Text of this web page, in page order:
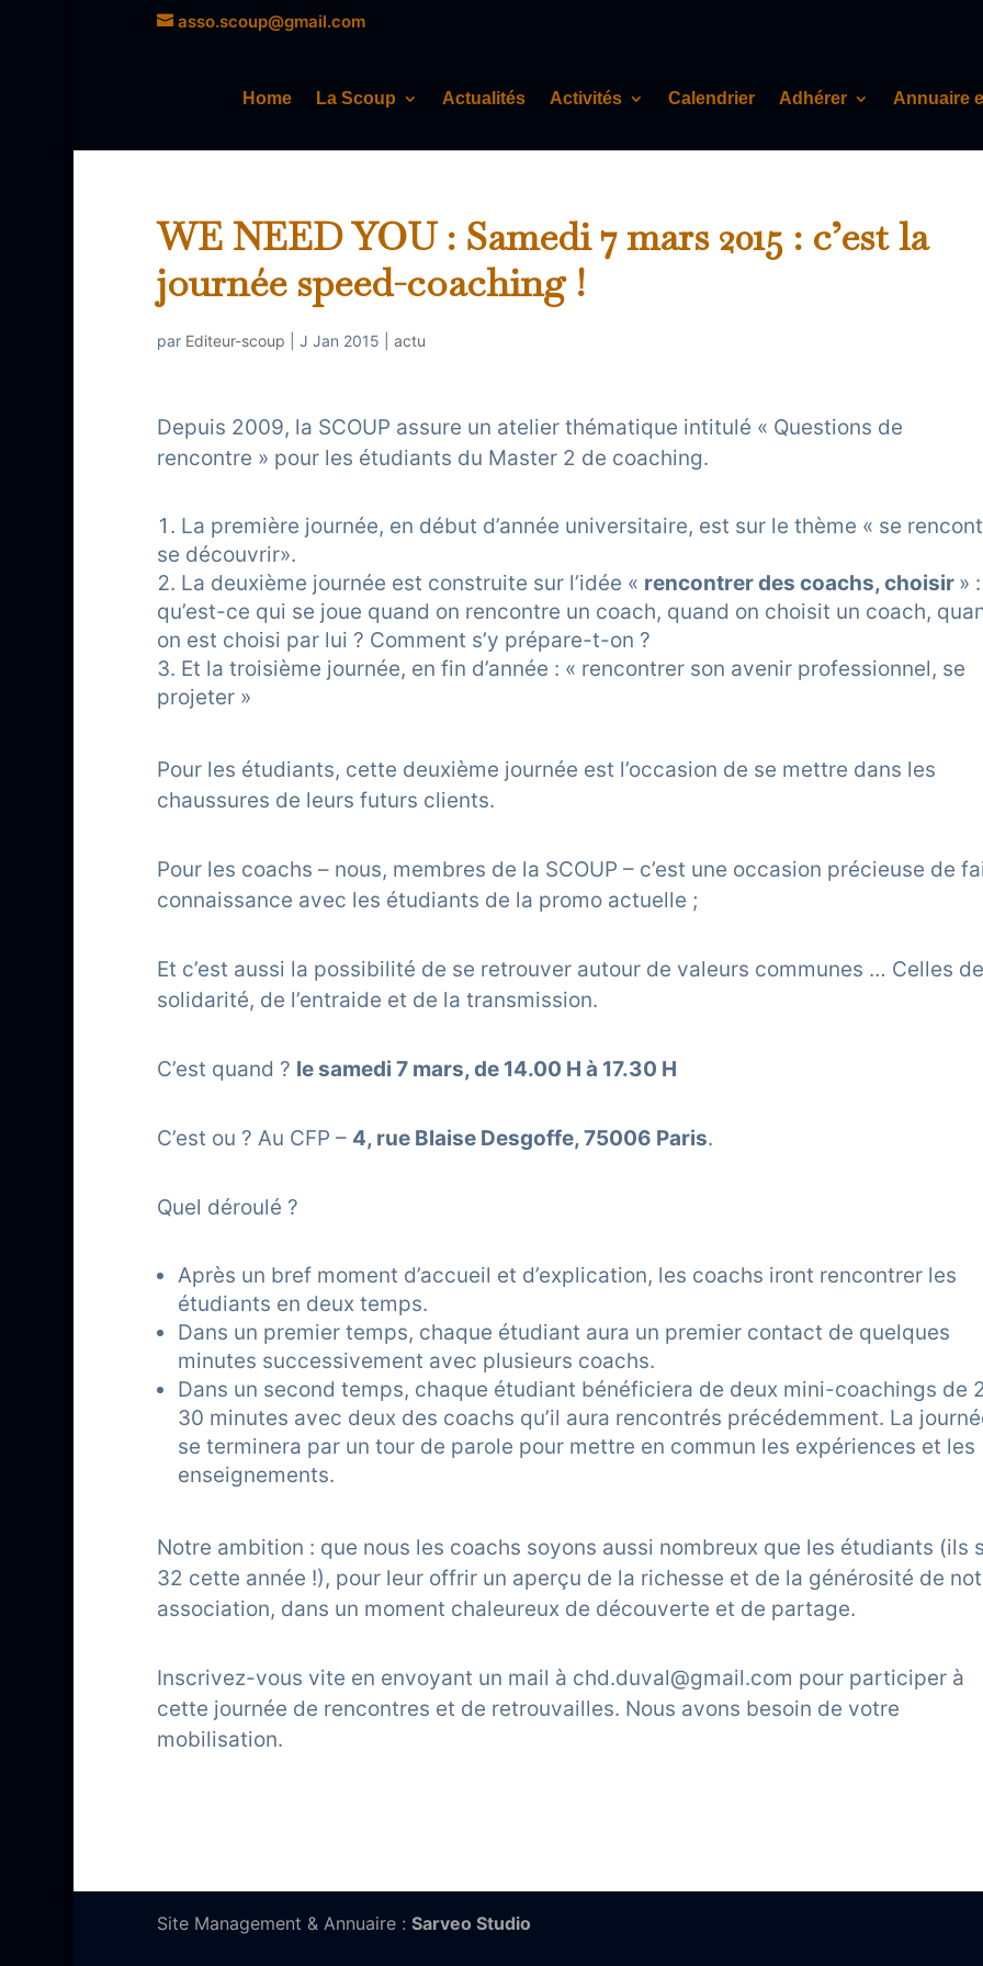
asso.scoup@gmail.com
Home La Scoup Actualités Activités Calendrier Adhérer Annuaire
WE NEED YOU : Samedi 7 mars 2015 : c’est la
journée speed-coaching !
par Editeur-scoup J Jan 2015 actu
Depuis 2009, la SCOUP assure un atelier thématique intitulé « Questions de
rencontre » pour les étudiants du Master 2 de coaching.
La première journée, en début d’année universitaire, est sur le thème « se
se découvrir».
La deuxième journée est construite sur l’idée « rencontrer des coachs, choisir » :
qu’est-ce qui se joue quand on rencontre un coach, quand on choisit un coach,
on est choisi par lui ? Comment s’y prépare-t-on ?
Et la troisième journée, en fin d’année : « rencontrer son avenir professionnel, se
projeter »
Pour les étudiants, cette deuxième journée est l’occasion de se mettre dans les
chaussures de leurs futurs clients.
Pour les coachs – nous, membres de la SCOUP – c’est une occasion précieuse de
connaissance avec les étudiants de la promo actuelle ;
Et c’est aussi la possibilité de se retrouver autour de valeurs communes … Celles
solidarité, de l’entraide et de la transmission.
C’est quand ? le samedi 7 mars, de 14.00 H à 17.30 H
C’est ou ? Au CFP – 4, rue Blaise Desgoffe, 75006 Paris.
Quel déroulé ?
Après un bref moment d’accueil et d’explication, les coachs iront rencontrer les
étudiants en deux temps.
Dans un premier temps, chaque étudiant aura un premier contact de quelques
minutes successivement avec plusieurs coachs.
Dans un second temps, chaque étudiant bénéficiera de deux mini-coachings de
30 minutes avec deux des coachs qu’il aura rencontrés précédemment. La
se terminera par un tour de parole pour mettre en commun les expériences et les
enseignements.
Notre ambition : que nous les coachs soyons aussi nombreux que les étudiants (ils
32 cette année !), pour leur offrir un aperçu de la richesse et de la générosité de
association, dans un moment chaleureux de découverte et de partage.
Inscrivez-vous vite en envoyant un mail à chd.duval@gmail.com pour participer à
cette journée de rencontres et de retrouvailles. Nous avons besoin de votre
mobilisation.
Site Management & Annuaire : Sarveo Studio